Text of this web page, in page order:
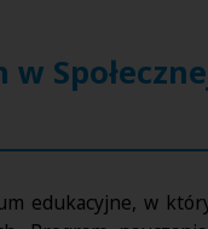
edukacyjne, w